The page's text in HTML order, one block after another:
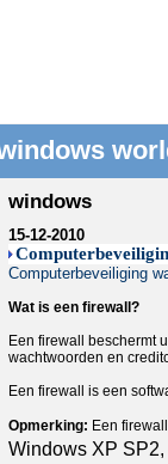
windows
15-12-2010
Computerbeveiliging
Wat is een firewall?
Een firewall beschermt
wachtwoorden en
Een firewall is een
Opmerking: Een
Windows XP